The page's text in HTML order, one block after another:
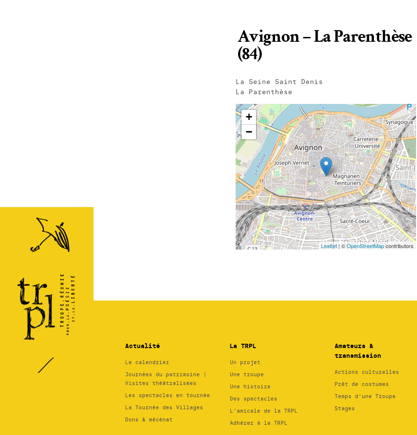
TRPL -
Théâtre
des
Pays de
la
Loire
Avignon – La Parenthèse
(84)
La Seine Saint Denis
La Parenthèse
Actualité
Le calendrier
Journées du patrimoine |
Visites théâtralisées
Les spectacles en tournée
La Tournée des Villages
Dons & mécénat
La TRPL
Un projet
Une troupe
Une histoire
Des spectacles
L’amicale de la TRPL
Adhérer à la TRPL
Amateurs &
transmission
Actions culturelles
Prêt de costumes
Temps d’une Troupe
Stages